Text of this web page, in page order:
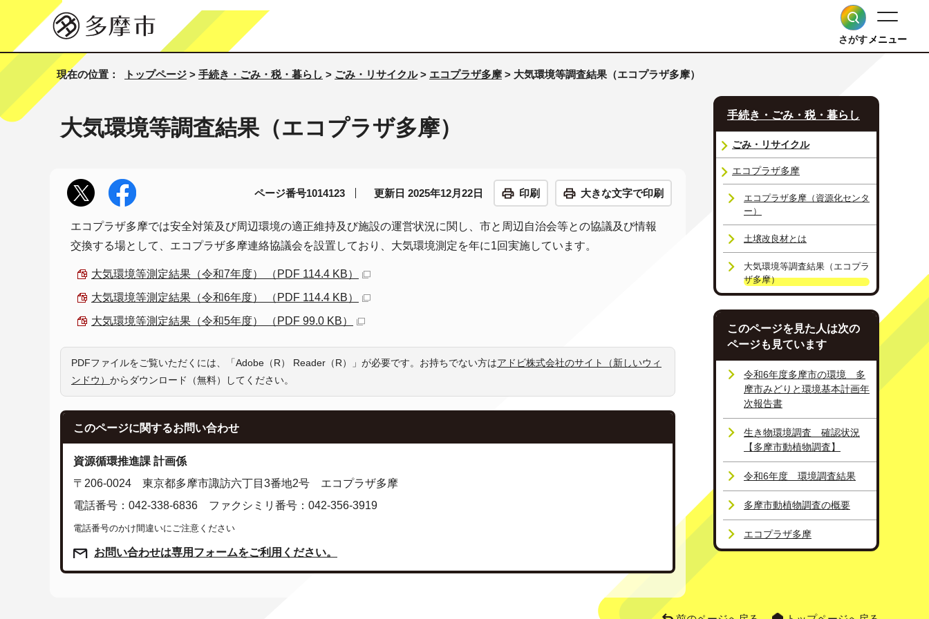
さがすメニュー
現在の位置： トップページ > 手続き・ごみ・税・暮らし > ごみ・リサイクル> エコプラザ多摩 > 大気環境等調査結果（エコプラザ多摩）
大気環境等調査結果（エコプラザ多摩）
ページ番号1014123 更新日 2025年12月22日 印刷 大きな文字で印刷
エコプラザ多摩では安全対策及び周辺環境の適正維持及び施設の運営状況に関し、市と周辺自治会等との協議及び情報
交換する場として、エコプラザ多摩連絡協議会を設置しており、大気環境測定を年に1回実施しています。
大気環境等測定結果（令和7年度） （PDF 114.4 KB）
大気環境等測定結果（令和6年度） （PDF 114.4 KB）
大気環境等測定結果（令和5年度） （PDF 99.0 KB）
PDFファイルをご覧いただくには、「Adobe（R） Reader（R）」が必要です。お持ちでない方はアドビ株式会社のサイト（新しいウィ
ンドウ） からダウンロード（無料）してください。
このページに関するお問い合わせ
資源循環推進課 計画係
〒206-0024 東京都多摩市諏訪六丁目3番地2号 エコプラザ多摩
電話番号：042-338-6836 ファクシミリ番号：042-356-3919
電話番号のかけ間違いにご注意ください
お問い合わせは専用フォームをご利用ください。
手続き・ごみ・税・暮らし
ごみ・リサイクル
エコプラザ多摩
エコプラザ多摩（資源化センタ
ー）
土壌改良材とは
大気環境等調査結果（エコプラ
ザ多摩）
このページを見た人は次の
ページも見ています
令和6年度多摩市の環境 多
摩市みどりと環境基本計画年
次報告書
生き物環境調査 確認状況
【多摩市動植物調査】
令和6年度 環境調査結果
多摩市動植物調査の概要
エコプラザ多摩